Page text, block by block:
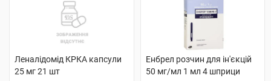
Леналідомід КРКА капсули
25 мг 21 шт
Енбрел розчин для ін'єкцій
50 мг/мл 1 мл 4 шприци